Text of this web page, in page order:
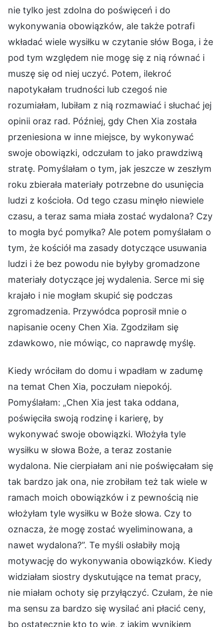
nie tylko jest zdolna do poświęceń i do
wykonywania obowiązków, ale także potrafi
wkładać wiele wysiłku w czytanie słów Boga, i że
pod tym względem nie mogę się z nią równać i
muszę się od niej uczyć. Potem, ilekroć
napotykałam trudności lub czegoś nie
rozumiałam, lubiłam z nią rozmawiać i słuchać jej
opinii oraz rad. Później, gdy Chen Xia została
przeniesiona w inne miejsce, by wykonywać
swoje obowiązki, odczułam to jako prawdziwą
stratę. Pomyślałam o tym, jak jeszcze w zeszłym
roku zbierała materiały potrzebne do usunięcia
ludzi z kościoła. Od tego czasu minęło niewiele
czasu, a teraz sama miała zostać wydalona? Czy
to mogła być pomyłka? Ale potem pomyślałam o
tym, że kościół ma zasady dotyczące usuwania
ludzi i że bez powodu nie byłyby gromadzone
materiały dotyczące jej wydalenia. Serce mi się
krajało i nie mogłam skupić się podczas
zgromadzenia. Przywódca poprosił mnie o
napisanie oceny Chen Xia. Zgodziłam się
zdawkowo, nie mówiąc, co naprawdę myślę.
Kiedy wróciłam do domu i wpadłam w zadumę
na temat Chen Xia, poczułam niepokój.
Pomyślałam: „Chen Xia jest taka oddana,
poświęciła swoją rodzinę i karierę, by
wykonywać swoje obowiązki. Włożyła tyle
wysiłku w słowa Boże, a teraz zostanie
wydalona. Nie cierpiałam ani nie poświęcałam się
tak bardzo jak ona, nie zrobiłam też tak wiele w
ramach moich obowiązków i z pewnością nie
włożyłam tyle wysiłku w Boże słowa. Czy to
oznacza, że mogę zostać wyeliminowana, a
nawet wydalona?”. Te myśli osłabiły moją
motywację do wykonywania obowiązków. Kiedy
widziałam siostry dyskutujące na temat pracy,
nie miałam ochoty się przyłączyć. Czułam, że nie
ma sensu za bardzo się wysilać ani płacić ceny,
bo ostatecznie kto to wie, z jakim wynikiem